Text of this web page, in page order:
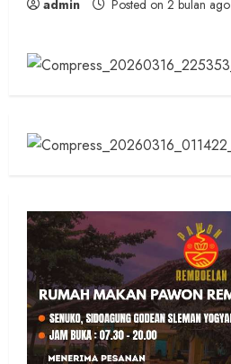
admin Posted on 2 bulan ago